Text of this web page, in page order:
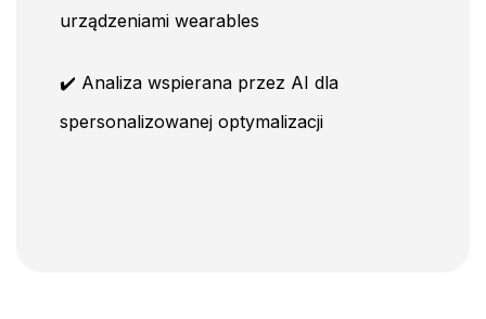
urządzeniami wearables
✔️ Analiza wspierana przez AI dla
spersonalizowanej optymalizacji